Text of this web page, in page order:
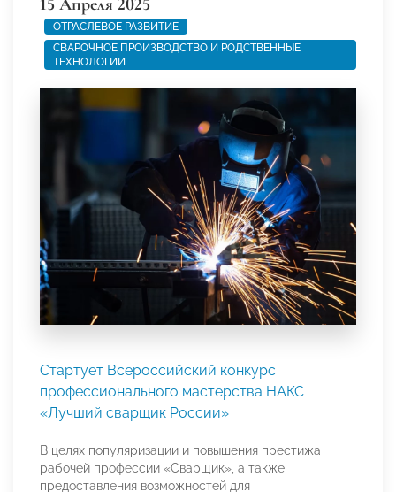
15 Апреля 2025
ОТРАСЛЕВОЕ РАЗВИТИЕ
СВАРОЧНОЕ ПРОИЗВОДСТВО И РОДСТВЕННЫЕ
ТЕХНОЛОГИИ
Стартует Всероссийский конкурс
профессионального мастерства НАКС
«Лучший сварщик России»
В целях популяризации и повышения престижа
рабочей профессии «Сварщик», а также
предоставления возможностей для